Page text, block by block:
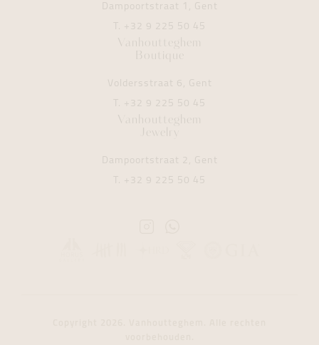
Dampoortstraat 1, Gent
T. +32 9 225 50 45
Vanhoutteghem
Boutique
Voldersstraat 6, Gent
T. +32 9 225 50 45
Vanhoutteghem
Jewelry
Dampoortstraat 2, Gent
T. +32 9 225 50 45